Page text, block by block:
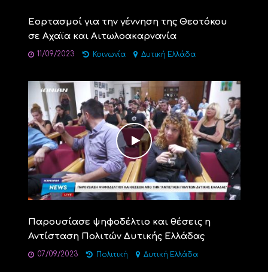
Εορτασμοί για την γέννηση της Θεοτόκου
σε Αχαϊα και Αιτωλοακαρνανία
11/09/2023 Κοινωνία Δυτική Ελλάδα
Παρουσίασε ψηφοδέλτιο και θέσεις η
Αντίσταση Πολιτών Δυτικής Ελλάδας
07/09/2023 Πολιτική Δυτική Ελλάδα